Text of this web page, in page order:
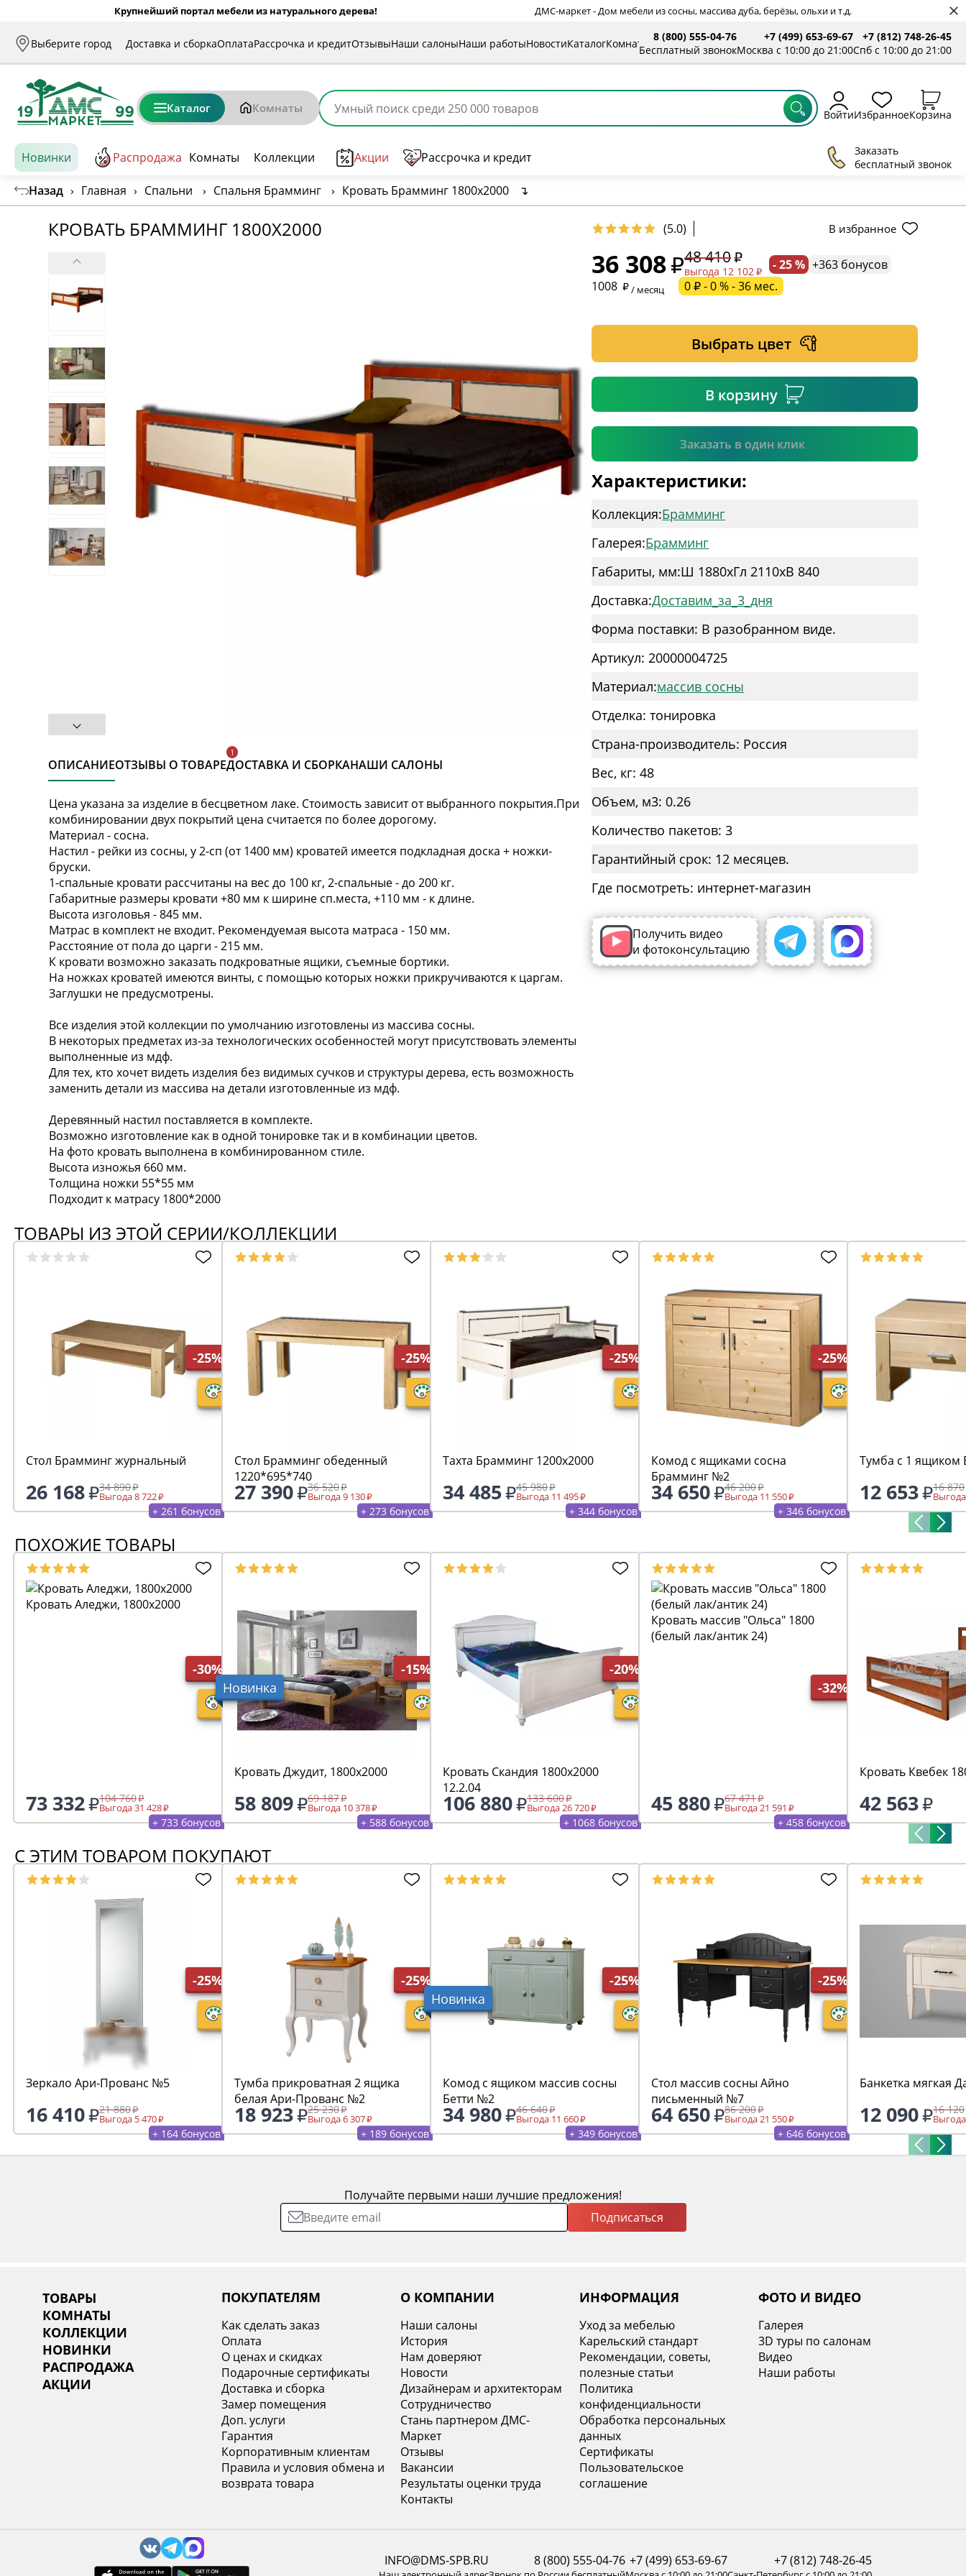
Крупнейший портал мебели из натурального дерева! ДМС-маркет - Дом мебели из сосны, массива дуба, берёзы, ольхи и т.д.
Выберите город Доставка и сборкаОплатаРассрочка и кредитОтзывыНаши салоныНаши работыНовостиКаталогКомнаты
8 (800) 555-04-76
Бесплатный звонок
+7 (499) 653-69-67
Москва с 10:00 до 21:00
+7 (812) 748-26-45
Спб с 10:00 до 21:00
Каталог Комнаты ВойтиИзбранноеКорзина
Новинки Распродажа Комнаты Коллекции Акции Рассрочка и кредит
Заказать
бесплатный звонок
Назад › Главная › Спальни › Спальня Брамминг › Кровать Брамминг 1800х2000 ↴
КРОВАТЬ БРАММИНГ 1800Х2000 (5.0) В избранное
ОПИСАНИЕОТЗЫВЫ О ТОВАРЕДОСТАВКА И СБОРКАНАШИ САЛОНЫ
Цена указана за изделие в бесцветном лаке. Стоимость зависит от выбранного покрытия.При
комбинировании двух покрытий цена считается по более дорогому.
Материал - сосна.
Настил - рейки из сосны, у 2-сп (от 1400 мм) кроватей имеется подкладная доска + ножки-
бруски.
1-спальные кровати рассчитаны на вес до 100 кг, 2-спальные - до 200 кг.
Габаритные размеры кровати +80 мм к ширине сп.места, +110 мм - к длине.
Высота изголовья - 845 мм.
Матрас в комплект не входит. Рекомендуемая высота матраса - 150 мм.
Расстояние от пола до царги - 215 мм.
К кровати возможно заказать подкроватные ящики, съемные бортики.
На ножках кроватей имеются винты, с помощью которых ножки прикручиваются к царгам.
Заглушки не предусмотрены.
Все изделия этой коллекции по умолчанию изготовлены из массива сосны.
В некоторых предметах из-за технологических особенностей могут присутствовать элементы
выполненные из мдф.
Для тех, кто хочет видеть изделия без видимых сучков и структуры дерева, есть возможность
заменить детали из массива на детали изготовленные из мдф.
Деревянный настил поставляется в комплекте.
Возможно изготовление как в одной тонировке так и в комбинации цветов.
На фото кровать выполнена в комбинированном стиле.
Высота изножья 660 мм.
Толщина ножки 55*55 мм
Подходит к матрасу 1800*2000
36 308 48 410
выгода 12 102 - 25 % +363 бонусов
1008
/ месяц 0 ₽ - 0 % - 36 мес.
Выбрать цвет
В корзину
Заказать в один клик
* обязательное поле
* необязательное поле
Подтвердить
Характеристики:
Коллекция:Брамминг
Галерея:Брамминг
Габариты, мм:Ш 1880xГл 2110xВ 840
Доставка:Доставим_за_3_дня
Форма поставки: В разобранном виде.
Артикул: 20000004725
Материал:массив сосны
Отделка: тонировка
Страна-производитель: Россия
Вес, кг: 48
Объем, м3: 0.26
Количество пакетов: 3
Гарантийный срок: 12 месяцев.
Где посмотреть: интернет-магазин
Получить видео
и фотоконсультацию
ТОВАРЫ ИЗ ЭТОЙ СЕРИИ/КОЛЛЕКЦИИ
-25%
Стол Брамминг журнальный
26 168 34 890
Выгода 8 722
+ 261 бонусов
-25%
Стол Брамминг обеденный
1220*695*740
27 390 36 520
Выгода 9 130
+ 273 бонусов
-25%
Тахта Брамминг 1200х2000
34 485 45 980
Выгода 11 495
+ 344 бонусов
-25%
Комод с ящиками сосна
Брамминг №2
34 650 46 200
Выгода 11 550
+ 346 бонусов
Тумба с 1 ящиком
12 653 16 870
ПОХОЖИЕ ТОВАРЫ
-30%
Кровать Аледжи, 1800х2000
73 332 104 760
Выгода 31 428
+ 733 бонусов
Новинка
-15%
Кровать Джудит, 1800х2000
58 809 69 187
Выгода 10 378
+ 588 бонусов
-20%
Кровать Скандия 1800х2000
12.2.04
106 880 133 600
Выгода 26 720
+ 1068 бонусов
-32%
Кровать массив "Ольса" 1800
(белый лак/антик 24)
45 880 67 471
Выгода 21 591
+ 458 бонусов
Кровать Квебек
42 563
С ЭТИМ ТОВАРОМ ПОКУПАЮТ
-25%
Зеркало Ари-Прованс №5
16 410 21 880
Выгода 5 470
+ 164 бонусов
-25%
Тумба прикроватная 2 ящика
белая Ари-Прованс №2
18 923 25 230
Выгода 6 307
+ 189 бонусов
Новинка
-25%
Комод с ящиком массив сосны
Бетти №2
34 980 46 640
Выгода 11 660
+ 349 бонусов
-25%
Стол массив сосны Айно
письменный №7
64 650 86 200
Выгода 21 550
+ 646 бонусов
Банкетка мягкая
12 090 16 120
Получайте первыми наши лучшие предложения!
Подписаться
ТОВАРЫ
КОМНАТЫ
КОЛЛЕКЦИИ
НОВИНКИ
РАСПРОДАЖА
АКЦИИ
ПОКУПАТЕЛЯМ
Как сделать заказ
Оплата
О ценах и скидках
Подарочные сертификаты
Доставка и сборка
Замер помещения
Доп. услуги
Гарантия
Корпоративным клиентам
Правила и условия обмена и
возврата товара
О КОМПАНИИ
Наши салоны
История
Нам доверяют
Новости
Дизайнерам и архитекторам
Сотрудничество
Стань партнером ДМС-
Маркет
Отзывы
Вакансии
Результаты оценки труда
Контакты
ИНФОРМАЦИЯ
Уход за мебелью
Карельский стандарт
Рекомендации, советы,
полезные статьи
Политика
конфиденциальности
Обработка персональных
данных
Сертификаты
Пользовательское
соглашение
ФОТО И ВИДЕО
Галерея
3D туры по салонам
Видео
Наши работы
INFO@DMS-SPB.RU 8 (800) 555-04-76 +7 (499) 653-69-67 +7 (812) 748-26-45